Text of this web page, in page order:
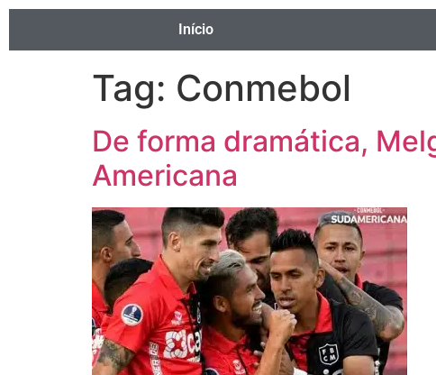
Início
Tag: Conmebol
De forma dramática,
Americana